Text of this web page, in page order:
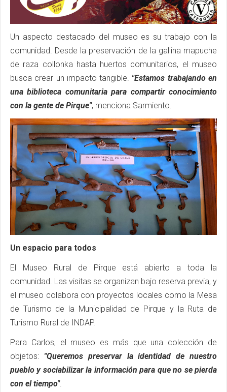
Un aspecto destacado del museo es su trabajo con la
comunidad. Desde la preservación de la gallina mapuche
de raza collonka hasta huertos comunitarios, el museo
busca crear un impacto tangible. "Estamos trabajando en
una biblioteca comunitaria para compartir conocimiento
con la gente de Pirque", menciona Sarmiento.
Un espacio para todos
El Museo Rural de Pirque está abierto a toda la
comunidad. Las visitas se organizan bajo reserva previa, y
el museo colabora con proyectos locales como la Mesa
de Turismo de la Municipalidad de Pirque y la Ruta de
Turismo Rural de INDAP.
Para Carlos, el museo es más que una colección de
objetos: "Queremos preservar la identidad de nuestro
pueblo y sociabilizar la información para que no se pierda
con el tiempo".